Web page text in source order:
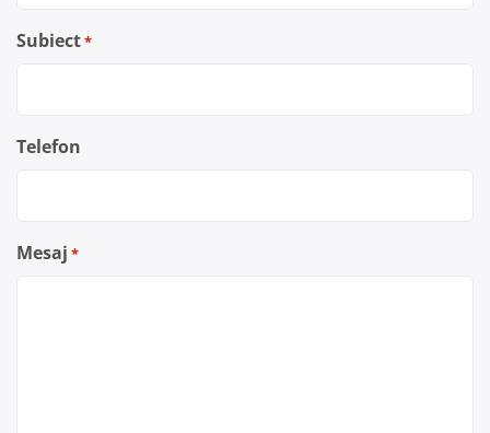
Subiect*
Telefon
Mesaj *